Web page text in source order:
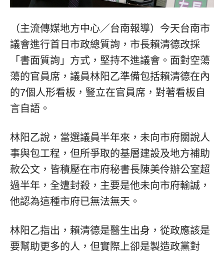
（主流傳媒地方中心／台南報導）今天台南市
議會進行首日市政總質詢，市長賴清德改採
「書面質詢」方式，堅持不進議會。面對空蕩
蕩的官員席，議員林阳乙準備包括賴清德在內
的7個人形看板，豎立在官員席，對著看板自
言自語。
林阳乙說，當選議員半年來，未向市府關說人
事與包工程，但所爭取的基層建設及地方補助
款公文，皆積壓在市府秘書長陳美伶辦公室超
過半年，全遭封殺，主要是他未向市府輸誠，
他認為這種市府已無法無天。
林阳乙指出，賴清德是醫生出身，從政應該是
要幫助更多的人，但實際上卻是製造政黨對